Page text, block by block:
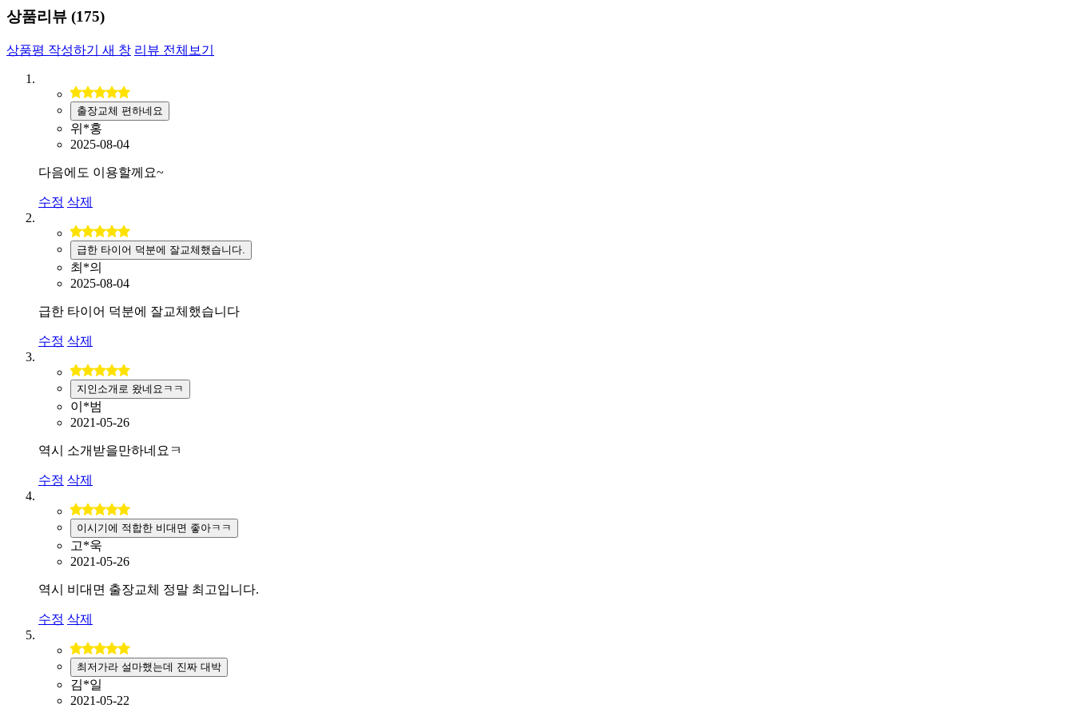
상품리뷰 (175)
상품평 작성하기 새 창 리뷰 전체보기
출장교체 편하네요
위*홍
2025-08-04
다음에도 이용할께요~
수정 삭제
급한 타이어 덕분에 잘교체했습니다.
최*의
2025-08-04
급한 타이어 덕분에 잘교체했습니다
수정 삭제
지인소개로 왔네요ㅋㅋ
이*범
2021-05-26
역시 소개받을만하네요ㅋ
수정 삭제
이시기에 적합한 비대면 좋아ㅋㅋ
고*욱
2021-05-26
역시 비대면 출장교체 정말 최고입니다.
수정 삭제
최저가라 설마했는데 진짜 대박
김*일
2021-05-22